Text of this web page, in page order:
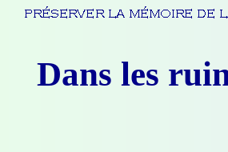
Dans les